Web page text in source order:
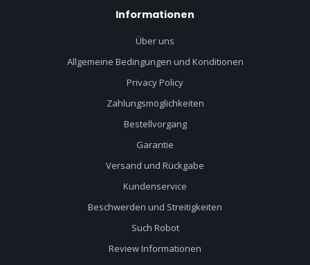
Informationen
Über uns
Allgemeine Bedingungen und Konditionen
Privacy Policy
Zahlungsmöglichkeiten
Bestellvorgang
Garantie
Versand und Rückgabe
Kundenservice
Beschwerden und Streitigkeiten
Such Robot
Review Informationen